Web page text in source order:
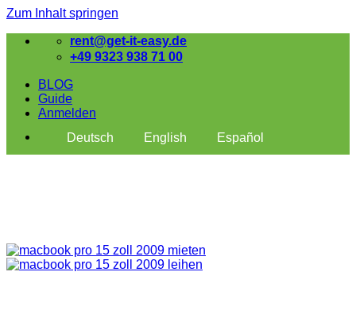
Zum Inhalt springen
rent@get-it-easy.de
+49 9323 938 71 00
BLOG
Guide
Anmelden
Deutsch
English Español